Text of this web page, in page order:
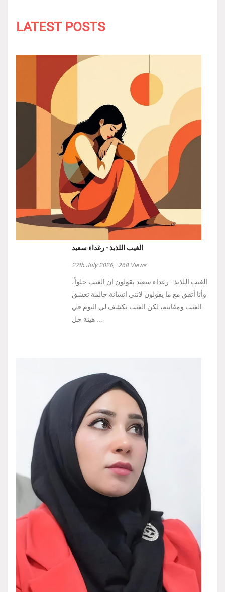
LATEST POSTS
الغيب اللذيذ - رغداء سعيد
27th July 2026, 268Views
الغيب اللذيذ - رغداء سعيد يقولون ان الغيب حلواً،
وأنا أتفق مع ما يقولون لانني انسانة حالمة تعشق
الغيب ومفاتنه، لكن الغيب تكشف لي اليوم في
هيئة حل ...